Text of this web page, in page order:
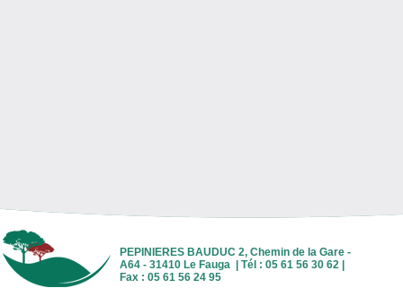
PEPINIERES BAUDUC 2, Chemin de la Gare -
A64 - 31410 Le Fauga | Tél : 05 61 56 30 62 |
Fax : 05 61 56 24 95